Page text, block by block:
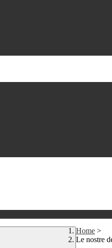
Home >
Le nostre